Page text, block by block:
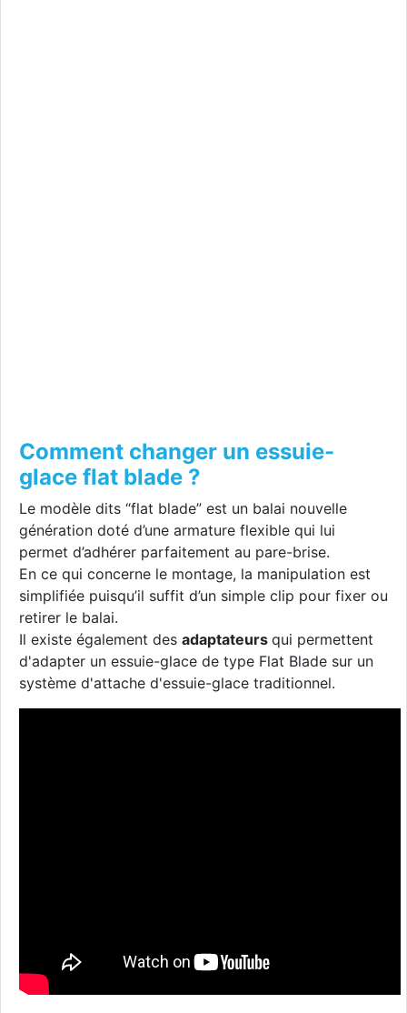
Comment changer un essuie-
glace flat blade ?
Le modèle dits “flat blade” est un balai nouvelle
génération doté d’une armature flexible qui lui
permet d’adhérer parfaitement au pare-brise.
En ce qui concerne le montage, la manipulation est
simplifiée puisqu’il suffit d’un simple clip pour fixer ou
retirer le balai.
Il existe également des adaptateurs qui permettent
d'adapter un essuie-glace de type Flat Blade sur un
système d'attache d'essuie-glace traditionnel.